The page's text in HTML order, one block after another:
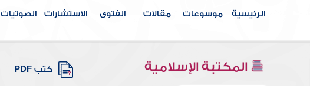
الرئيسية موسوعات مقالات الفتوى الاستشارات الصوتيات
المكتبة الإسلامية كتب PDF